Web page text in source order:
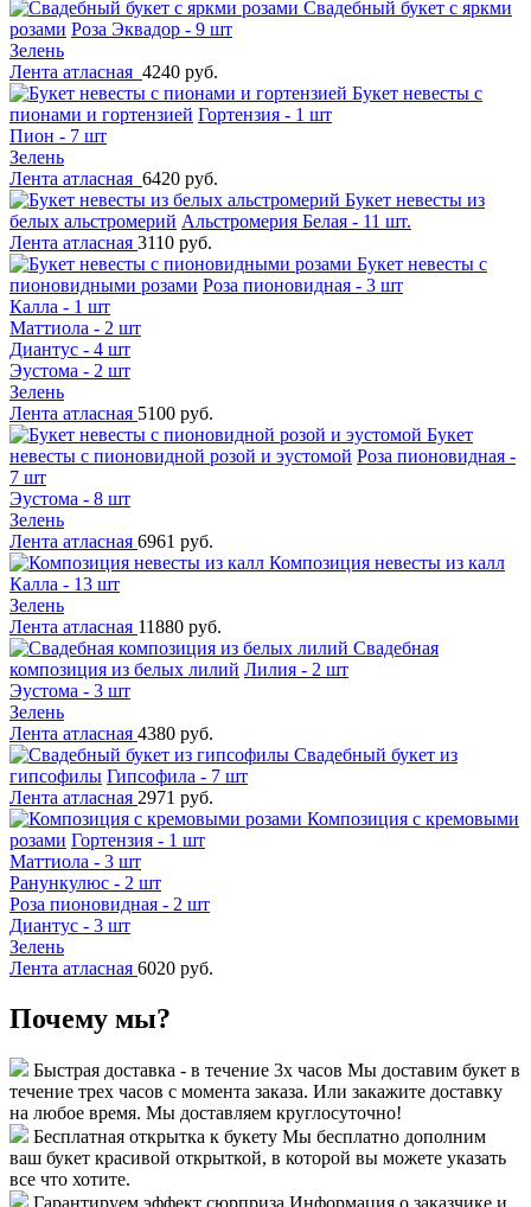
Свадебный букет с яркми
розами Роза Эквадор - 9 шт
Зелень
Лента атласная 4240 руб.
Букет невесты с
пионами и гортензией Гортензия - 1 шт
Пион - 7 шт
Зелень
Лента атласная 6420 руб.
Букет невесты из
белых альстромерий Альстромерия Белая - 11 шт.
Лента атласная 3110 руб.
Букет невесты с
пионовидными розами Роза пионовидная - 3 шт
Калла - 1 шт
Маттиола - 2 шт
Диантус - 4 шт
Эустома - 2 шт
Зелень
Лента атласная 5100 руб.
Букет
невесты с пионовидной розой и эустомой Роза пионовидная -
7 шт
Эустома - 8 шт
Зелень
Лента атласная 6961 руб.
Композиция невесты из калл
Калла - 13 шт
Зелень
Лента атласная 11880 руб.
Свадебная
композиция из белых лилий Лилия - 2 шт
Эустома - 3 шт
Зелень
Лента атласная 4380 руб.
Свадебный букет из
гипсофилы Гипсофила - 7 шт
Лента атласная 2971 руб.
Композиция с кремовыми
розами Гортензия - 1 шт
Маттиола - 3 шт
Ранункулюс - 2 шт
Роза пионовидная - 2 шт
Диантус - 3 шт
Зелень
Лента атласная 6020 руб.
Почему мы?
Быстрая доставка - в течение 3х часов Мы доставим букет в
течение трех часов с момента заказа. Или закажите доставку
на любое время. Мы доставляем круглосуточно!
Бесплатная открытка к букету Мы бесплатно дополним
ваш букет красивой открыткой, в которой вы можете указать
все что хотите.